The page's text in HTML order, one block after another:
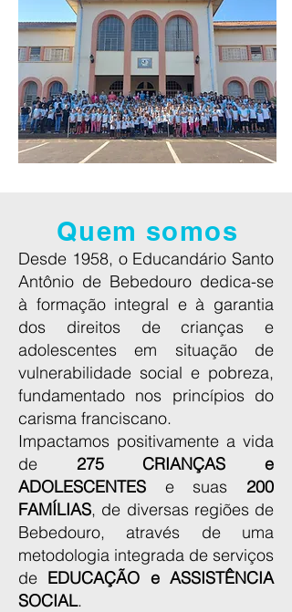
Quem somos
Desde 1958, o Educandário Santo
Antônio de Bebedouro dedica-se
à formação integral e à garantia
dos direitos de crianças e
adolescentes em situação de
vulnerabilidade social e pobreza,
fundamentado nos princípios do
carisma franciscano.
Impactamos positivamente a vida
de 275 CRIANÇAS e
ADOLESCENTES e suas 200
FAMÍLIAS, de diversas regiões de
Bebedouro, através de uma
metodologia integrada de serviços
de EDUCAÇÃO e ASSISTÊNCIA
SOCIAL.